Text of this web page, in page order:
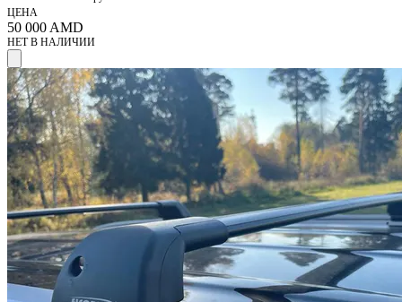
ЦЕНА
50 000 AMD
НЕТ В НАЛИЧИИ